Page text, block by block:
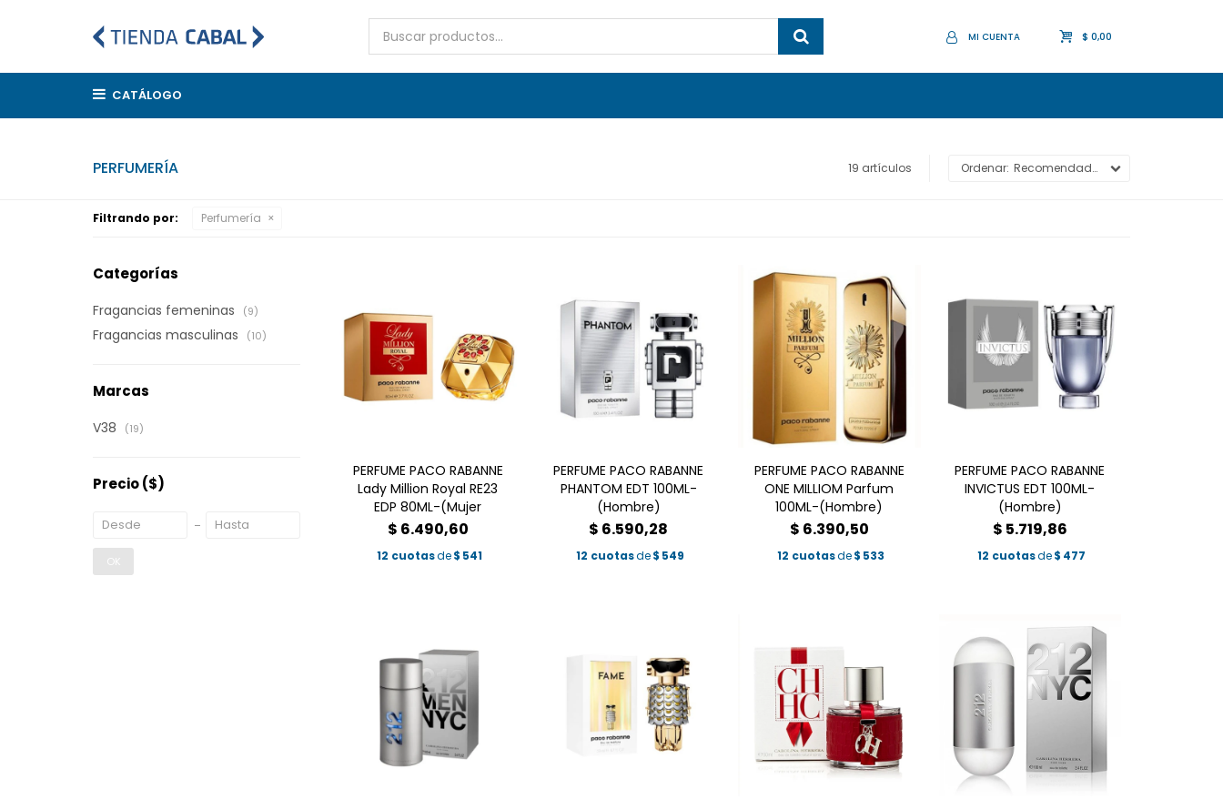
CATÁLOGO
$ 0,00
PERFUMERÍA 19 artículos Recomendados
Filtrando por: Perfumería
PERFUME PACO RABANNE
Lady Million Royal RE23
EDP 80ML-(Mujer
$ 6.490,60
12 cuotasde$ 541
PERFUME PACO RABANNE
PHANTOM EDT 100ML-
(Hombre)
$ 6.590,28
12 cuotasde$ 549
PERFUME PACO RABANNE
ONE MILLIOM Parfum
100ML-(Hombre)
$ 6.390,50
12 cuotasde$ 533
PERFUME PACO RABANNE
INVICTUS EDT 100ML-
(Hombre)
$ 5.719,86
12 cuotasde$ 477
Categorías
Fragancias femeninas (9)
Fragancias masculinas (10)
Marcas
V38 (19)
Precio($)
OK